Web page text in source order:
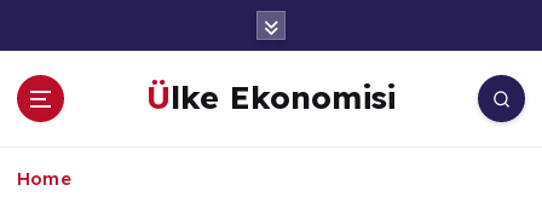
Ülke Ekonomisi
Home